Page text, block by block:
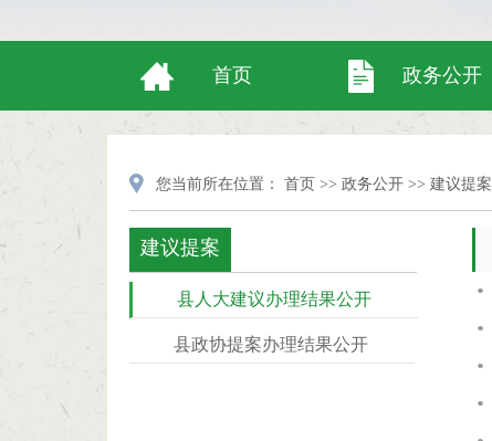
首页 政务公开
您当前所在位置： 首页 >> 政务公开 >> 建议提案
建议提案
县人大建议办理结果公开
县政协提案办理结果公开